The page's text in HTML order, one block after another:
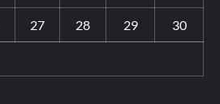
27 28 29 30